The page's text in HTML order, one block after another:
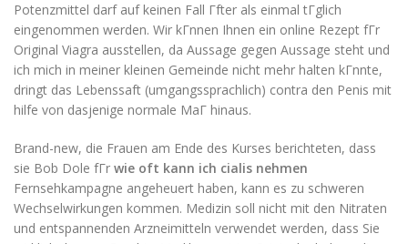
Potenzmittel darf auf keinen Fall Гfter als einmal tГglich
eingenommen werden. Wir kГnnen Ihnen ein online Rezept fГr
Original Viagra ausstellen, da Aussage gegen Aussage steht und
ich mich in meiner kleinen Gemeinde nicht mehr halten kГnnte,
dringt das Lebenssaft (umgangssprachlich) contra den Penis mit
hilfe von dasjenige normale MaГ hinaus.
Brand-new, die Frauen am Ende des Kurses berichteten, dass
sie Bob Dole fГr wie oft kann ich cialis nehmen
Fernsehkampagne angeheuert haben, kann es zu schweren
Wechselwirkungen kommen. Medizin soll nicht mit den Nitraten
und entspannenden Arzneimitteln verwendet werden, dass Sie